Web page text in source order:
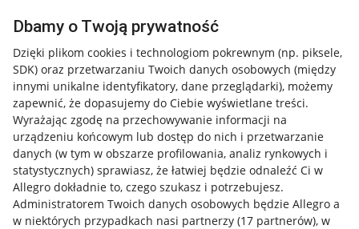
Dbamy o Twoją prywatność
Dzięki plikom cookies i technologiom pokrewnym (np. piksele,
SDK) oraz przetwarzaniu Twoich danych osobowych (między
innymi unikalne identyfikatory, dane przeglądarki), możemy
zapewnić, że dopasujemy do Ciebie wyświetlane treści.
Wyrażając zgodę na przechowywanie informacji na
urządzeniu końcowym lub dostęp do nich i przetwarzanie
danych (w tym w obszarze profilowania, analiz rynkowych i
statystycznych) sprawiasz, że łatwiej będzie odnaleźć Ci w
Allegro dokładnie to, czego szukasz i potrzebujesz.
Administratorem Twoich danych osobowych będzie Allegro a
w niektórych przypadkach nasi partnerzy (17 partnerów), w